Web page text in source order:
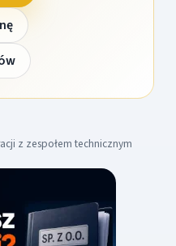
z zespołem technicznym